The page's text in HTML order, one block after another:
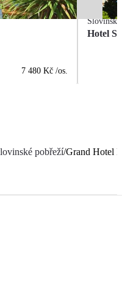
7 480 Kč /os.
Slovinsko
Hotel
pobřeží/Grand Hotel